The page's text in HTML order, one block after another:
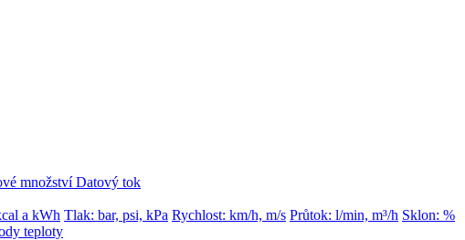
množstvíDatový tok
a kWh Tlak: bar, psi, kPa Rychlost: km/h, m/s Průtok: l/min, m³/h Sklon: %
teploty